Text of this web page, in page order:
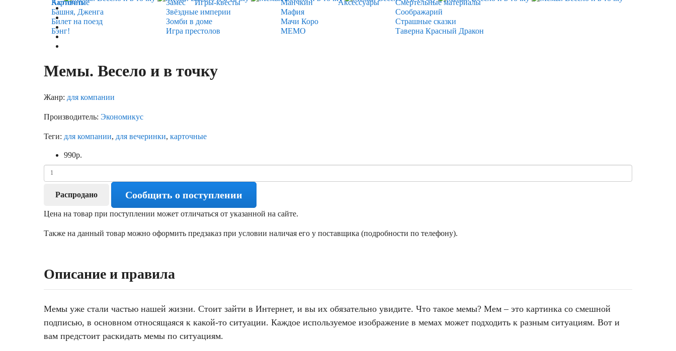
Карточные
Игры-квесты
Аксессуары
Активити
Башня, Дженга
Билет на поезд
Бэнг!
Замес
Звёздные империи
Зомби в доме
Игра престолов
Манчкин
Мафия
Мачи Коро
МЕМО
Смертельные материалы
Соображарий
Страшные сказки
Таверна Красный Дракон
Мемы. Весело и в точку
Жанр: для компании
Производитель: Экономикус
Теги: для компании, для вечеринки, карточные
990р.
Распродано Сообщить о поступлении
Цена на товар при поступлении может отличаться от указанной на сайте.
Также на данный товар можно оформить предзаказ при условии наличая его у поставщика (подробности по телефону).
Описание и правила
Мемы уже стали частью нашей жизни. Стоит зайти в Интернет, и вы их обязательно увидите. Что такое мемы? Мем – это картинка со смешной
подписью, в основном относящаяся к какой-то ситуации. Каждое используемое изображение в мемах может подходить к разным ситуациям. Вот и
вам предстоит раскидать мемы по ситуациям.